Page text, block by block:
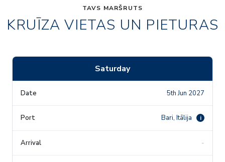
TAVS MARŠRUTS
KRUĪZA VIETAS UN PIETURAS
Saturday
5th Jun 2027
Bari, Itālija i
-